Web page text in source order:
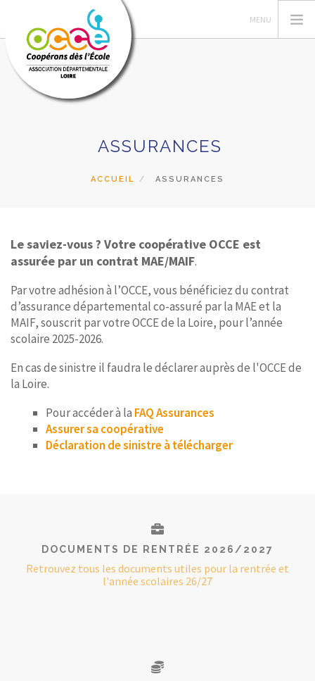
GERER SA COOPERATIVE
RECHERCHER
ASSURANCES
ACCUEIL ASSURANCES
Le saviez-vous ? Votre coopérative OCCE est
assurée par un contrat MAE/MAIF.
Par votre adhésion à l’OCCE, vous bénéficiez du contrat
d’assurance départemental co-assuré par la MAE et la
MAIF, souscrit par votre OCCE de la Loire, pour l’année
scolaire 2025-2026.
En cas de sinistre il faudra le déclarer auprès de l'OCCE de
la Loire.
Pour accéder à la FAQ Assurances
Assurer sa coopérative
Déclaration de sinistre à télécharger
DOCUMENTS DE RENTRÉE 2026/2027
Retrouvez tous les documents utiles pour la rentrée et
l'année scolaires 26/27